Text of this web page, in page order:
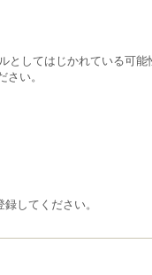
してはじかれている可能
い。
してください。